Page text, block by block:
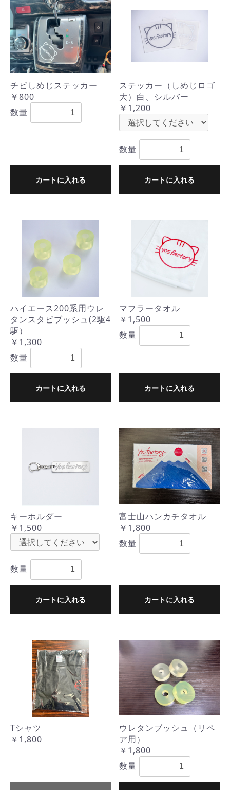
チビしめじステッカー
￥800
数量
カートに入れる
ステッカー（しめじロゴ
大）白、シルバー
￥1,200
数量
カートに入れる
ハイエース200系用ウレ
タンスタビブッシュ(2駆4
駆）
￥1,300
数量
カートに入れる
マフラータオル
￥1,500
数量
カートに入れる
キーホルダー
￥1,500
数量
カートに入れる
富士山ハンカチタオル
￥1,800
数量
カートに入れる
Tシャツ
￥1,800
ウレタンブッシュ（リペ
ア用）
￥1,800
数量